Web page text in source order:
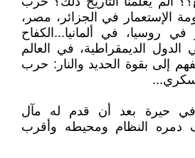
الإستعمار في الجزائر، مصر،
في روسيا، في ألمانيا...الكفاح
الدول الديمقراطية، في العالم
إلى بقوة الحديد والنار: حرب
في حيرة بعد أن قدم له مآل
دمره النظام ومحيطه وأقرب